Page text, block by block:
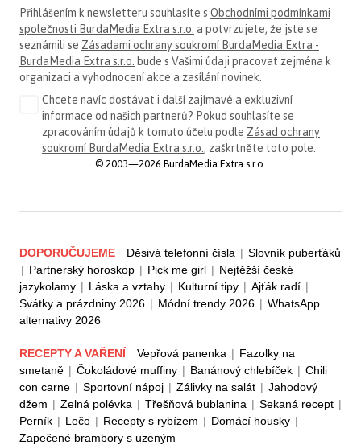
Přihlášením k newsletteru souhlasíte s Obchodními podmínkami
společnosti BurdaMedia Extra s.r.o. a potvrzujete, že jste se
seznámili se Zásadami ochrany soukromí BurdaMedia Extra -
BurdaMedia Extra s.r.o. bude s Vašimi údaji pracovat zejména k
organizaci a vyhodnocení akce a zasílání novinek.
Chcete navíc dostávat i další zajímavé a exkluzivní
informace od našich partnerů? Pokud souhlasíte se
zpracováním údajů k tomuto účelu podle Zásad ochrany
soukromí BurdaMedia Extra s.r.o. , zaškrtněte toto pole.
© 2003—2026 BurdaMedia Extra s.r.o.
DOPORUČUJEME Děsivá telefonní čísla | Slovník puberťáků
| Partnerský horoskop | Pick me girl | Nejtěžší české
jazykolamy | Láska a vztahy | Kulturní tipy | Ajťák radí |
Svátky a prázdniny 2026 | Módní trendy 2026 | WhatsApp
alternativy 2026
RECEPTY A VAŘENÍ Vepřová panenka | Fazolky na
smetaně | Čokoládové muffiny | Banánový chlebíček | Chili
con carne | Sportovní nápoj | Zálivky na salát | Jahodový
džem | Zelná polévka | Třešňová bublanina | Sekaná recept |
Perník | Lečo | Recepty s rybízem | Domácí housky |
Zapečené brambory s uzeným